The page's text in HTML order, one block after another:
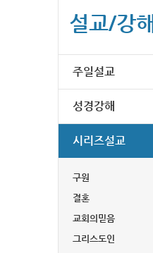
설교/강해
주일설교
성경강해
시리즈설교
구원
결혼
교회의믿음
그리스도인